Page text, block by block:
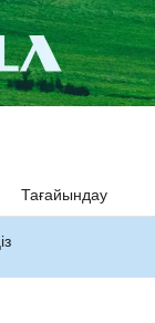
Тағайындау